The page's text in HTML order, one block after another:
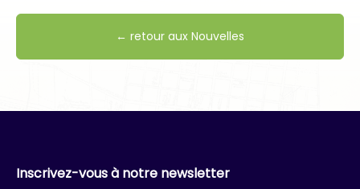
← retour aux Nouvelles
Inscrivez-vous à notre newsletter